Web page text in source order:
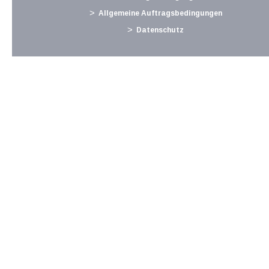
empfehlen drucken
Allgemeine Auftragsbedingungen
Datenschutz